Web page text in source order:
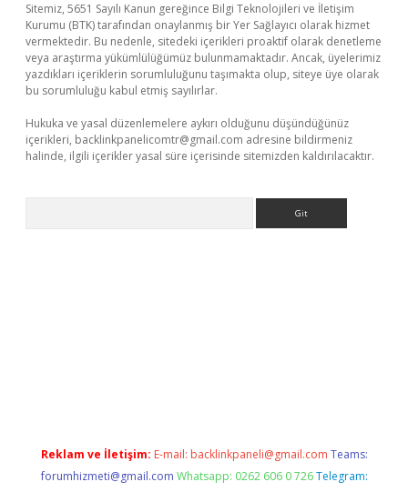
Sitemiz, 5651 Sayılı Kanun gereğince Bilgi Teknolojileri ve İletişim
Kurumu (BTK) tarafından onaylanmış bir Yer Sağlayıcı olarak hizmet
vermektedir. Bu nedenle, sitedeki içerikleri proaktif olarak denetleme
veya araştırma yükümlülüğümüz bulunmamaktadır. Ancak, üyelerimiz
yazdıkları içeriklerin sorumluluğunu taşımakta olup, siteye üye olarak
bu sorumluluğu kabul etmiş sayılırlar.
Hukuka ve yasal düzenlemelere aykırı olduğunu düşündüğünüz
içerikleri, backlinkpanelicomtr@gmail.com adresine bildirmeniz
halinde, ilgili içerikler yasal süre içerisinde sitemizden kaldırılacaktır.
Reklam ve İletişim: E-mail: backlinkpaneli@gmail.com Teams:
forumhizmeti@gmail.com Whatsapp: 0262 606 0 726 Telegram: